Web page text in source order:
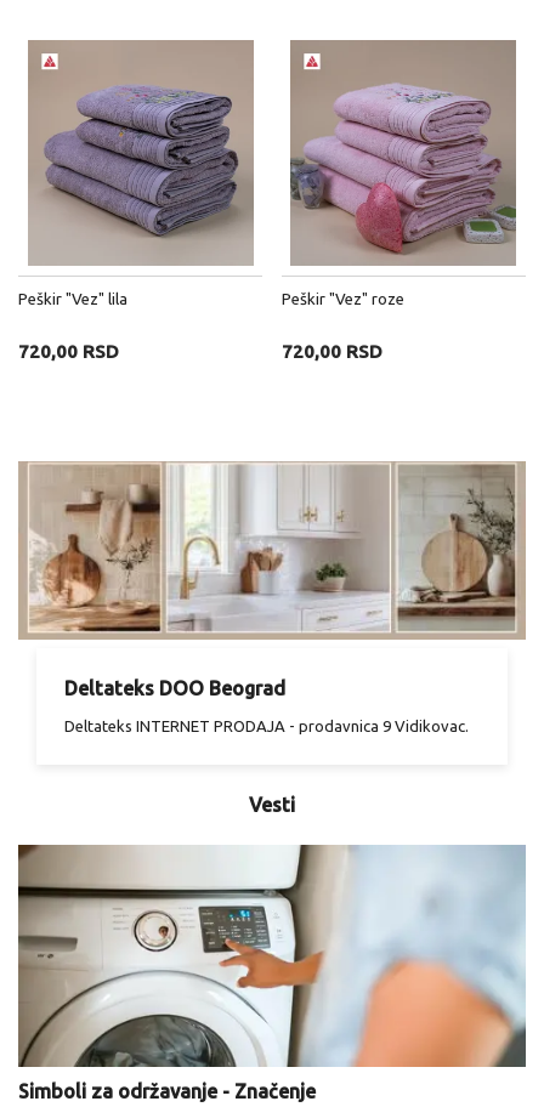
Peškir "Vez" lila
720,00 RSD
Peškir "Vez" roze
720,00 RSD
Deltateks DOO Beograd
Deltateks INTERNET PRODAJA - prodavnica 9 Vidikovac.
Vesti
Simboli za održavanje - Značenje